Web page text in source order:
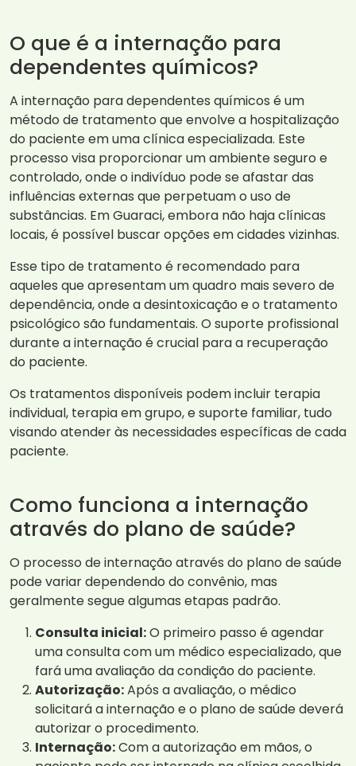
O que é a internação para
dependentes químicos?
A internação para dependentes químicos é um
método de tratamento que envolve a hospitalização
do paciente em uma clínica especializada. Este
processo visa proporcionar um ambiente seguro e
controlado, onde o indivíduo pode se afastar das
influências externas que perpetuam o uso de
substâncias. Em Guaraci, embora não haja clínicas
locais, é possível buscar opções em cidades vizinhas.
Esse tipo de tratamento é recomendado para
aqueles que apresentam um quadro mais severo de
dependência, onde a desintoxicação e o tratamento
psicológico são fundamentais. O suporte profissional
durante a internação é crucial para a recuperação
do paciente.
Os tratamentos disponíveis podem incluir terapia
individual, terapia em grupo, e suporte familiar, tudo
visando atender às necessidades específicas de cada
paciente.
Como funciona a internação
através do plano de saúde?
O processo de internação através do plano de saúde
pode variar dependendo do convênio, mas
geralmente segue algumas etapas padrão.
Consulta inicial:O primeiro passo é agendar
uma consulta com um médico especializado, que
fará uma avaliação da condição do paciente.
Autorização:Após a avaliação, o médico
solicitará a internação e o plano de saúde deverá
autorizar o procedimento.
Internação:Com a autorização em mãos, o